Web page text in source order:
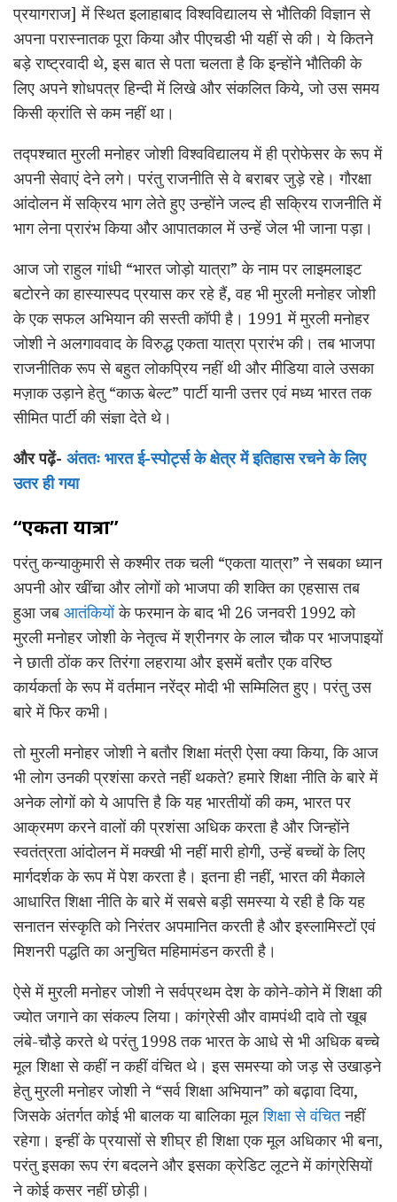
प्रयागराज] में स्थित इलाहाबाद विश्वविद्यालय से भौतिकी विज्ञान से
अपना परास्नातक पूरा किया और पीएचडी भी यहीं से की। ये कितने
बड़े राष्ट्रवादी थे, इस बात से पता चलता है कि इन्होंने भौतिकी के
लिए अपने शोधपत्र हिन्दी में लिखे और संकलित किये, जो उस समय
किसी क्रांति से कम नहीं था।
तद्पश्चात मुरली मनोहर जोशी विश्वविद्यालय में ही प्रोफेसर के रूप में
अपनी सेवाएं देने लगे। परंतु राजनीति से वे बराबर जुड़े रहे। गौरक्षा
आंदोलन में सक्रिय भाग लेते हुए उन्होंने जल्द ही सक्रिय राजनीति में
भाग लेना प्रारंभ किया और आपातकाल में उन्हें जेल भी जाना पड़ा।
आज जो राहुल गांधी “भारत जोड़ो यात्रा” के नाम पर लाइमलाइट
बटोरने का हास्यास्पद प्रयास कर रहे हैं, वह भी मुरली मनोहर जोशी
के एक सफल अभियान की सस्ती कॉपी है। 1991 में मुरली मनोहर
जोशी ने अलगाववाद के विरुद्ध एकता यात्रा प्रारंभ की। तब भाजपा
राजनीतिक रूप से बहुत लोकप्रिय नहीं थी और मीडिया वाले उसका
मज़ाक उड़ाने हेतु “काऊ बेल्ट” पार्टी यानी उत्तर एवं मध्य भारत तक
सीमित पार्टी की संज्ञा देते थे।
और पढ़ें- अंततः भारत ई-स्पोर्ट्स के क्षेत्र में इतिहास रचने के लिए
उतर ही गया
“एकता यात्रा”
परंतु कन्याकुमारी से कश्मीर तक चली “एकता यात्रा” ने सबका ध्यान
अपनी ओर खींचा और लोगों को भाजपा की शक्ति का एहसास तब
हुआ जब आतंकियोंके फरमान के बाद भी 26 जनवरी 1992 को
मुरली मनोहर जोशी के नेतृत्व में श्रीनगर के लाल चौक पर भाजपाइयों
ने छाती ठोंक कर तिरंगा लहराया और इसमें बतौर एक वरिष्ठ
कार्यकर्ता के रूप में वर्तमान नरेंद्र मोदी भी सम्मिलित हुए। परंतु उस
बारे में फिर कभी।
तो मुरली मनोहर जोशी ने बतौर शिक्षा मंत्री ऐसा क्या किया, कि आज
भी लोग उनकी प्रशंसा करते नहीं थकते? हमारे शिक्षा नीति के बारे में
अनेक लोगों को ये आपत्ति है कि यह भारतीयों की कम, भारत पर
आक्रमण करने वालों की प्रशंसा अधिक करता है और जिन्होंने
स्वतंत्रता आंदोलन में मक्खी भी नहीं मारी होगी, उन्हें बच्चों के लिए
मार्गदर्शक के रूप में पेश करता है। इतना ही नहीं, भारत की मैकाले
आधारित शिक्षा नीति के बारे में सबसे बड़ी समस्या ये रही है कि यह
सनातन संस्कृति को निरंतर अपमानित करती है और इस्लामिस्टों एवं
मिशनरी पद्धति का अनुचित महिमामंडन करती है।
ऐसे में मुरली मनोहर जोशी ने सर्वप्रथम देश के कोने-कोने में शिक्षा की
ज्योत जगाने का संकल्प लिया। कांग्रेसी और वामपंथी दावे तो खूब
लंबे-चौड़े करते थे परंतु 1998 तक भारत के आधे से भी अधिक बच्चे
मूल शिक्षा से कहीं न कहीं वंचित थे। इस समस्या को जड़ से उखाड़ने
हेतु मुरली मनोहर जोशी ने “सर्व शिक्षा अभियान” को बढ़ावा दिया,
जिसके अंतर्गत कोई भी बालक या बालिका मूलशिक्षा से वंचितनहीं
रहेगा। इन्हीं के प्रयासों से शीघ्र ही शिक्षा एक मूल अधिकार भी बना,
परंतु इसका रूप रंग बदलने और इसका क्रेडिट लूटने में कांग्रेसियों
ने कोई कसर नहीं छोड़ी।